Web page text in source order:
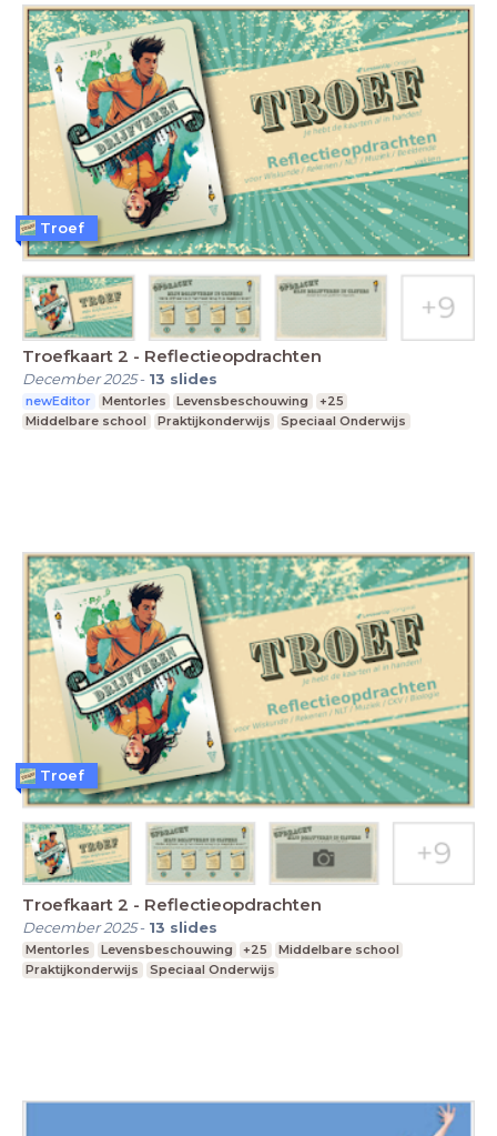
Troefkaart 2 - Reflectieopdrachten
December 2025- 13 slides
newEditor Mentorles Levensbeschouwing
+25
Middelbare school
Praktijkonderwijs Speciaal Onderwijs
Troef
Troefkaart 2 - Reflectieopdrachten
December 2025- 13 slides
Mentorles Levensbeschouwing +25
Middelbare school
Praktijkonderwijs
Speciaal Onderwijs
Troef